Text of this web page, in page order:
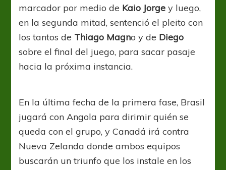
marcador por medio de Kaio Jorge y luego,
en la segunda mitad, sentenció el pleito con
los tantos de Thiago Magno y de Diego
sobre el final del juego, para sacar pasaje
hacia la próxima instancia.
En la última fecha de la primera fase, Brasil
jugará con Angola para dirimir quién se
queda con el grupo, y Canadá irá contra
Nueva Zelanda donde ambos equipos
buscarán un triunfo que los instale en los